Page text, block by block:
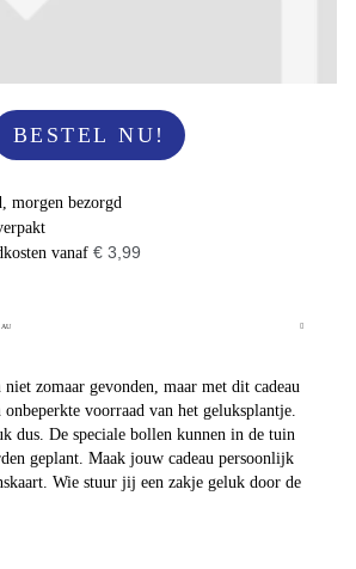
BESTEL NU!
morgen bezorgd
vanaf € 3,99
zomaar gevonden, maar met dit cadeau
voorraad van het geluksplantje.
dus. De speciale bollen kunnen in de tuin
geplant. Maak jouw cadeau persoonlijk
Wie stuur jij een zakje geluk door de